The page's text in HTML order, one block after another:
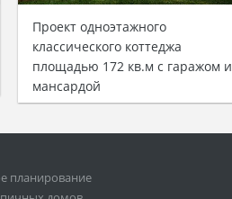
Проект одноэтажного
классического коттеджа
площадью 172 кв.м с гаражом и
мансардой
планирование